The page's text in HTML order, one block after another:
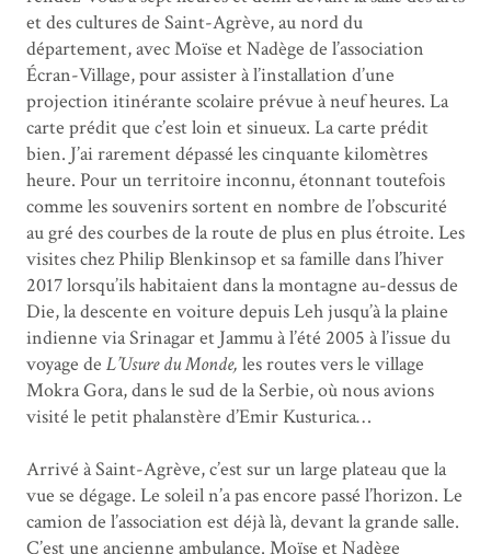
et des cultures de Saint-Agrève, au nord du
département, avec Moïse et Nadège de l’association
Écran-Village, pour assister à l’installation d’une
projection itinérante scolaire prévue à neuf heures. La
carte prédit que c’est loin et sinueux. La carte prédit
bien. J’ai rarement dépassé les cinquante kilomètres
heure. Pour un territoire inconnu, étonnant toutefois
comme les souvenirs sortent en nombre de l’obscurité
au gré des courbes de la route de plus en plus étroite. Les
visites chez Philip Blenkinsop et sa famille dans l’hiver
2017 lorsqu’ils habitaient dans la montagne au-dessus de
Die, la descente en voiture depuis Leh jusqu’à la plaine
indienne via Srinagar et Jammu à l’été 2005 à l’issue du
voyage de L’Usure du Monde, les routes vers le village
Mokra Gora, dans le sud de la Serbie, où nous avions
visité le petit phalanstère d’Emir Kusturica…
Arrivé à Saint-Agrève, c’est sur un large plateau que la
vue se dégage. Le soleil n’a pas encore passé l’horizon. Le
camion de l’association est déjà là, devant la grande salle.
C’est une ancienne ambulance. Moïse et Nadège